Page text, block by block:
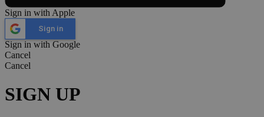
Sign in with Apple
Sign in
Sign in with Google
Cancel
Cancel
SIGN UP